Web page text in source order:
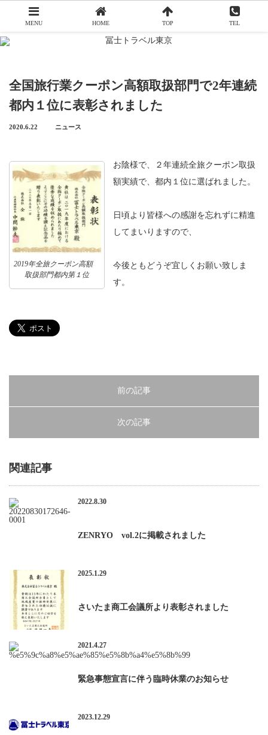
全国旅行業クーポン高額取扱部門で2年連続
都内１位に表彰されました
2020.6.22 ニュース
2019年全旅クーポン高額
取扱部門都内第１位
お陰様で、２年連続全旅クーポン取扱
額実績で、都内１位に選ばれました。
日頃より皆様への感謝を忘れずに精進
してまいりますので、
今後ともどうぞ宜しくお願い致しま
す。
前の記事
次の記事
関連記事
2022.8.30
ZENRYO vol.2に掲載されました
2025.1.29
さいたま商工会議所より表彰されました
2021.4.27
緊急事態宣言に伴う臨時休業のお知らせ
2023.12.29
MENU HOME TOP TEL
冨士トラベル東京について
添乗員から
旅行申込み
旅行業務取扱料金について
会社概要
お問い合わせ
サイトマップ
プライバシーポリシー